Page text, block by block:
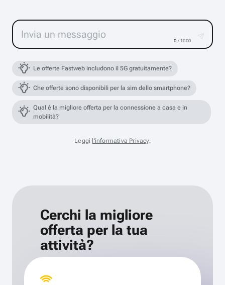
0 / 1000
Le offerte Fastweb includono il 5G gratuitamente?
Che offerte sono disponibili per la sim dello smartphone?
Qual è la migliore offerta per la connessione a casa e in
mobilità?
Leggi l'informativa Privacy.
Cerchi la migliore
offerta per la tua
attività?